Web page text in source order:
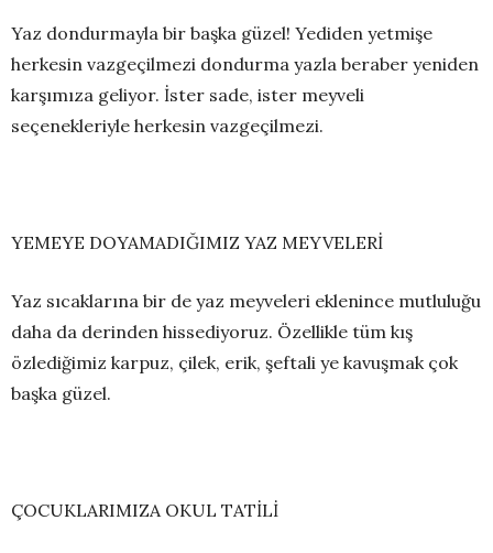
Yaz dondurmayla bir başka güzel! Yediden yetmişe
herkesin vazgeçilmezi dondurma yazla beraber yeniden
karşımıza geliyor. İster sade, ister meyveli
seçenekleriyle herkesin vazgeçilmezi.
YEMEYE DOYAMADIĞIMIZ YAZ MEYVELERİ
Yaz sıcaklarına bir de yaz meyveleri eklenince mutluluğu
daha da derinden hissediyoruz. Özellikle tüm kış
özlediğimiz karpuz, çilek, erik, şeftali ye kavuşmak çok
başka güzel.
ÇOCUKLARIMIZA OKUL TATİLİ